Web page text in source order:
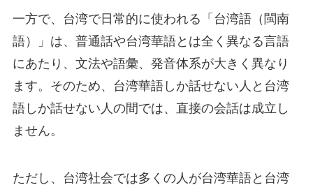
一方で、台湾で日常的に使われる「台湾語（閩南
語）」は、普通話や台湾華語とは全く異なる言語
にあたり、文法や語彙、発音体系が大きく異なり
ます。そのため、台湾華語しか話せない人と台湾
語しか話せない人の間では、直接の会話は成立し
ません。
ただし、台湾社会では多くの人が台湾華語と台湾